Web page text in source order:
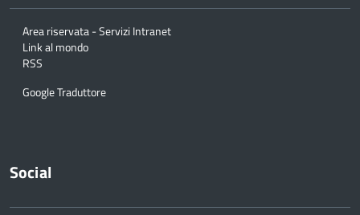
Area riservata - Servizi Intranet
Link al mondo
RSS
Google Traduttore
Social